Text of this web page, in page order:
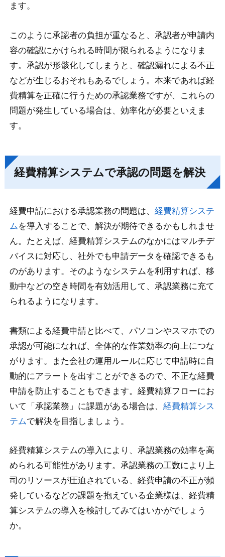
ます。
このように承認者の負担が重なると、承認者が申請内
容の確認にかけられる時間が限られるようになりま
す。承認が形骸化してしまうと、確認漏れによる不正
などが生じるおそれもあるでしょう。本来であれば経
費精算を正確に行うための承認業務ですが、これらの
問題が発生している場合は、効率化が必要といえま
す。
経費精算システムで承認の問題を解決
経費申請における承認業務の問題は、経費精算システ
ム を導入することで、解決が期待できるかもしれませ
ん。たとえば、経費精算システムのなかにはマルチデ
バイスに対応し、社外でも申請データを確認できるも
のがあります。そのようなシステムを利用すれば、移
動中などの空き時間を有効活用して、承認業務に充て
られるようになります。
書類による経費申請と比べて、パソコンやスマホでの
承認が可能になれば、全体的な作業効率の向上につな
がります。また会社の運用ルールに応じて申請時に自
動的にアラートを出すことができるので、不正な経費
申請を防止することもできます。経費精算フローにお
いて「承認業務」に課題がある場合は、経費精算シス
テムで解決を目指しましょう。
経費精算システムの導入により、承認業務の効率を高
められる可能性があります。承認業務の工数により上
司のリソースが圧迫されている、経費申請の不正が頻
発しているなどの課題を抱えている企業様は、経費精
算システムの導入を検討してみてはいかがでしょう
か。